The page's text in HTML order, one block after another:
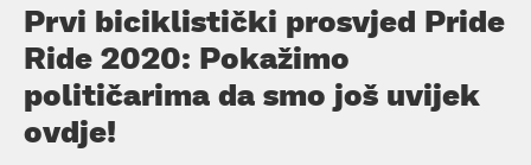
Prvi biciklistički prosvjed Pride
Ride 2020: Pokažimo
političarima da smo još uvijek
ovdje!